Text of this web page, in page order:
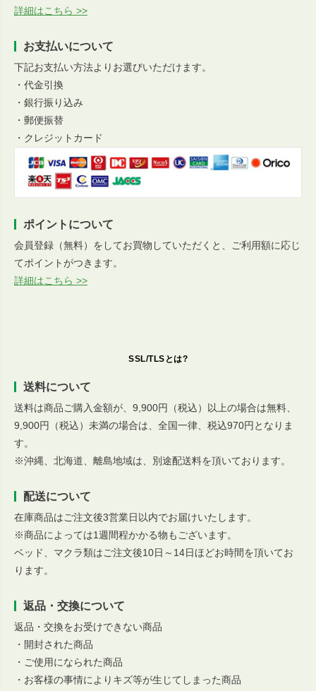
詳細はこちら >>
お支払いについて
下記お支払い方法よりお選びいただけます。
・代金引換
・銀行振り込み
・郵便振替
・クレジットカード
ポイントについて
会員登録（無料）をしてお買物していただくと、ご利用額に応じ
てポイントがつきます。
詳細はこちら >>
SSL/TLSとは?
送料について
送料は商品ご購入金額が、9,900円（税込）以上の場合は無料、
9,900円（税込）未満の場合は、全国一律、税込970円となりま
す。
※沖縄、北海道、離島地域は、別途配送料を頂いております。
配送について
在庫商品はご注文後3営業日以内でお届けいたします。
※商品によっては1週間程かかる物もございます。
ベッド、マクラ類はご注文後10日～14日ほどお時間を頂いてお
ります。
返品・交換について
返品・交換をお受けできない商品
・開封された商品
・ご使用になられた商品
・お客様の事情によりキズ等が生じてしまった商品